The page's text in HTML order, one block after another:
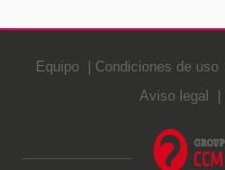
Equipo Condiciones de uso
Aviso legal